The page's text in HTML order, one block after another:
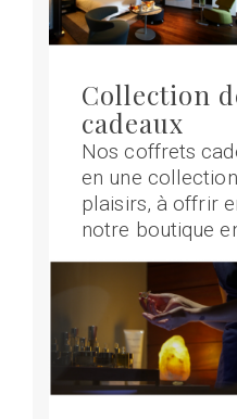
Collection
cadeaux
Nos coffrets
en une
plaisirs, à offrir
notre boutique